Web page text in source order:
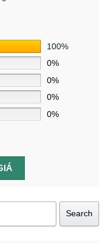
100%
0%
0%
0%
0%
Search